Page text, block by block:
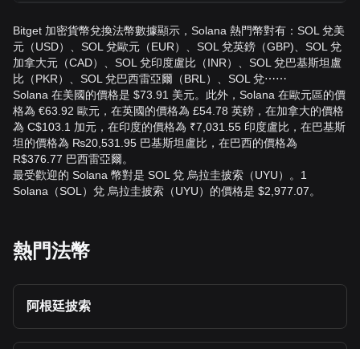
Bitget 加密貨幣兌換法幣數據顯示，Solana 熱門幣對有：SOL 兌美
元（USD）、SOL 兌歐元（EUR）、SOL 兌英鎊（GBP)、SOL 兌
加拿大元（CAD）、SOL 兌印度盧比（INR）、SOL 兌巴基斯坦盧
比（PKR）、SOL 兌巴西雷亞爾（BRL）、SOL 兌⋯⋯
Solana 在美國的價格是 $73.91 美元。此外，Solana 在歐元區的價
格為 €63.92 歐元，在英國的價格為 £54.78 英鎊，在加拿大的價格
為 C$103.1 加元，在印度的價格為 ₹7,031.55 印度盧比，在巴基斯
坦的價格為 ₨20,531.95 巴基斯坦盧比，在巴西的價格為
R$376.77 巴西雷亞爾。
最受歡迎的 Solana 幣對是 SOL 兌 烏拉圭披索（UYU）。1
Solana（SOL）兌 烏拉圭披索（UYU）的價格是 $2,977.07。
熱門法幣
阿根廷披索